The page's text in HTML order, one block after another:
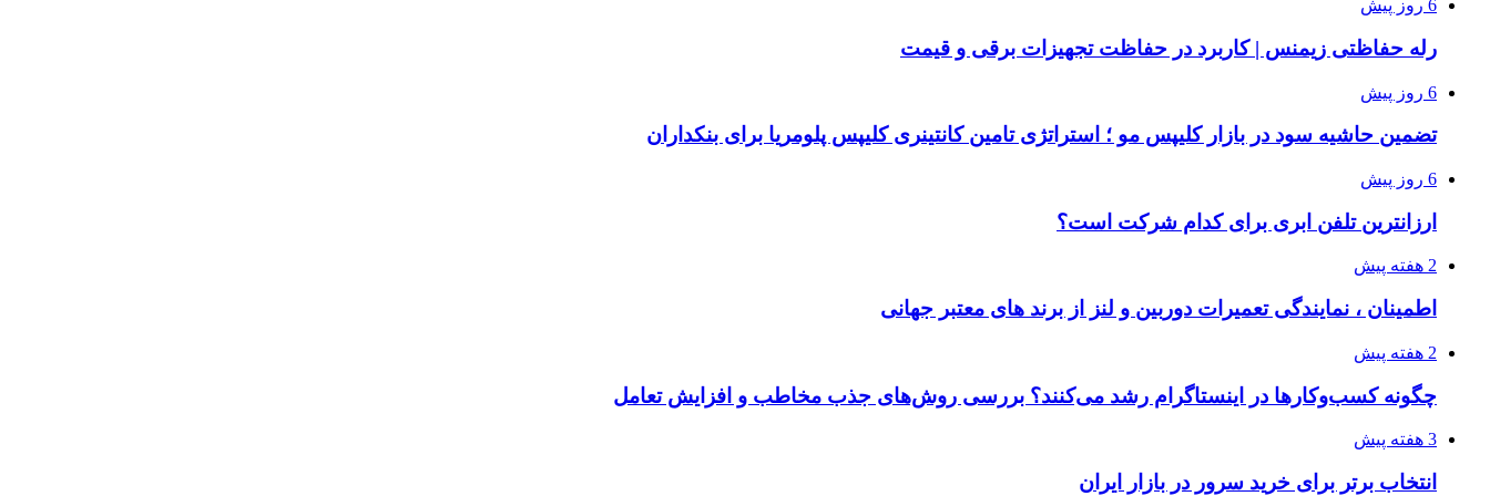
6 روز پیش
رله حفاظتی زیمنس | کاربرد در حفاظت تجهیزات برقی و قیمت
6 روز پیش
تضمین حاشیه سود در بازار کلیپس مو ؛ استراتژی تامین کانتینری کلیپس پلومریا برای بنکداران
6 روز پیش
ارزانترین تلفن ابری برای کدام شرکت است؟
2 هفته پیش
اطمینان ، نمایندگی تعمیرات دوربین و لنز از برند های معتبر جهانی
2 هفته پیش
چگونه کسب‌وکارها در اینستاگرام رشد می‌کنند؟ بررسی روش‌های جذب مخاطب و افزایش تعامل
3 هفته پیش
انتخاب برتر برای خرید سرور در بازار ایران